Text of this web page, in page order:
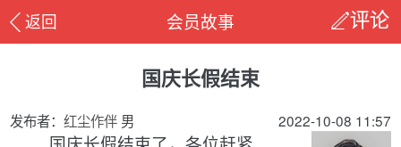
返回 评论
会员故事
国庆长假结束
2022-10-08 11:57
发布者：红尘作伴 男